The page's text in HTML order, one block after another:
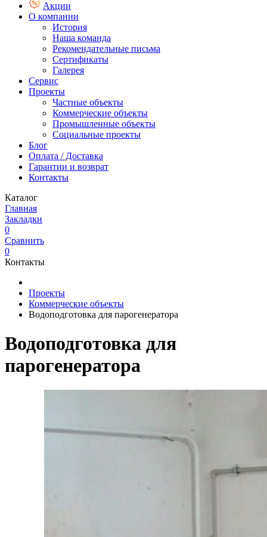
Акции
О компании
История
Наша команда
Рекомендательные письма
Сертификаты
Галерея
Сервис
Проекты
Частные объекты
Коммерческие объекты
Промышленные объекты
Социальные проекты
Блог
Оплата / Доставка
Гарантии и возврат
Контакты
Каталог
Главная
Закладки
0
Сравнить
0
Контакты
Проекты
Коммерческие объекты
Водоподготовка для парогенератора
Водоподготовка для
парогенератора